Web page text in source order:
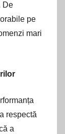
De
pe
mari
respectă
a